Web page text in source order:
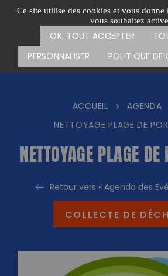
Ce site utilise des cookies et vous donne
vous souhaitez
OK, TOUT ACCEPTER
PERSONNALISER
POLITIQUE DE
Passer
CARTE DES ACTIONS
ACCUEIL > AGENDA
NETTOYAGE PLAGE DE
NETTOYAGE PLAGE
Retour vers « Agenda des
COLLECTE DE